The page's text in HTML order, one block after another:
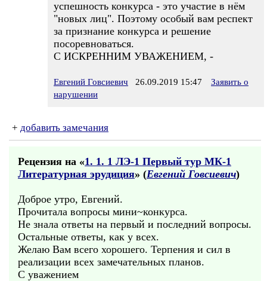
успешность конкурса - это участие в нём
"новых лиц". Поэтому особый вам респект
за признание конкурса и решение
посоревноваться.
С ИСКРЕННИМ УВАЖЕНИЕМ, -
Евгений Говсиевич 26.09.2019 15:47
Заявить о
нарушении
+ добавить замечания
Рецензия на «1. 1. 1 ЛЭ-1 Первый тур МК-1
Литературная эрудиция» (Евгений Говсиевич)
Доброе утро, Евгений.
Прочитала вопросы мини~конкурса.
Не знала ответы на первый и последний вопросы.
Остальные ответы, как у всех.
Желаю Вам всего хорошего. Терпения и сил в
реализации всех замечательных планов.
С уважением